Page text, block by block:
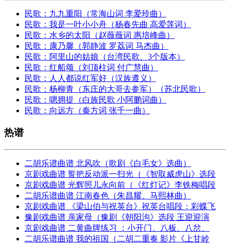
民歌：九九重阳（常海山词 李爱玲曲）
民歌：我是一叶小小舟（杨春先曲 高爱莲词）
民歌：水乡的太阳（赵薇薇词 惠培峰曲）
民歌：康乃馨（郭静波 罗荔词 马杰曲）
民歌：阿里山的姑娘（台湾民歌、3个版本）
民歌：红船颂（刘顶柱词 付广慧曲）
民歌：人人都说红军好（汉族遵义）
民歌：杨柳青（东庄的大哥去参军）（苏北民歌）
民歌：嗯拥提（白族民歌 小阿鹏词曲）
民歌：向远方（秦方词 张千一曲）
热谱
二胡乐谱曲谱 北风吹（歌剧《白毛女》选曲）
京剧戏曲谱 誓把反动派一扫光（《智取威虎山》选段
京剧戏曲谱 光辉照儿永向前（《红灯记》李铁梅唱段
二胡乐谱曲谱 江南春色（朱昌耀、马熙林曲）
京剧戏曲谱 《梁山伯与祝英台》祝英台唱段：彩蝶飞
豫剧戏曲谱 亲家母（豫剧《朝阳沟》选段 王迎迎演
京剧戏曲谱 二黄曲牌练习 ：小开门、八板、八岔、
二胡乐谱曲谱 我的祖国（二胡二重奏 影片《上甘岭